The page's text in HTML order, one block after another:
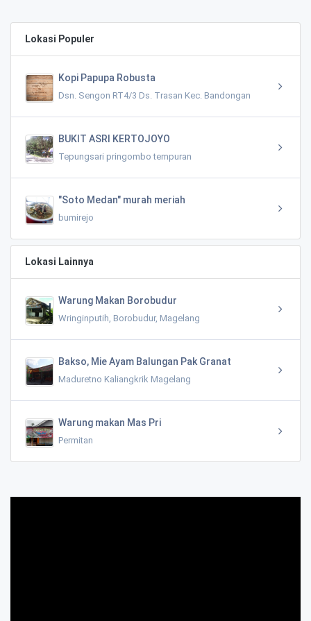
Lokasi Populer
Kopi Papupa Robusta
Dsn. Sengon RT4/3 Ds. Trasan Kec. Bandongan
BUKIT ASRI KERTOJOYO
Tepungsari pringombo tempuran
"Soto Medan" murah meriah
bumirejo
Lokasi Lainnya
Warung Makan Borobudur
Wringinputih, Borobudur, Magelang
Bakso, Mie Ayam Balungan Pak Granat
Maduretno Kaliangkrik Magelang
Warung makan Mas Pri
Permitan